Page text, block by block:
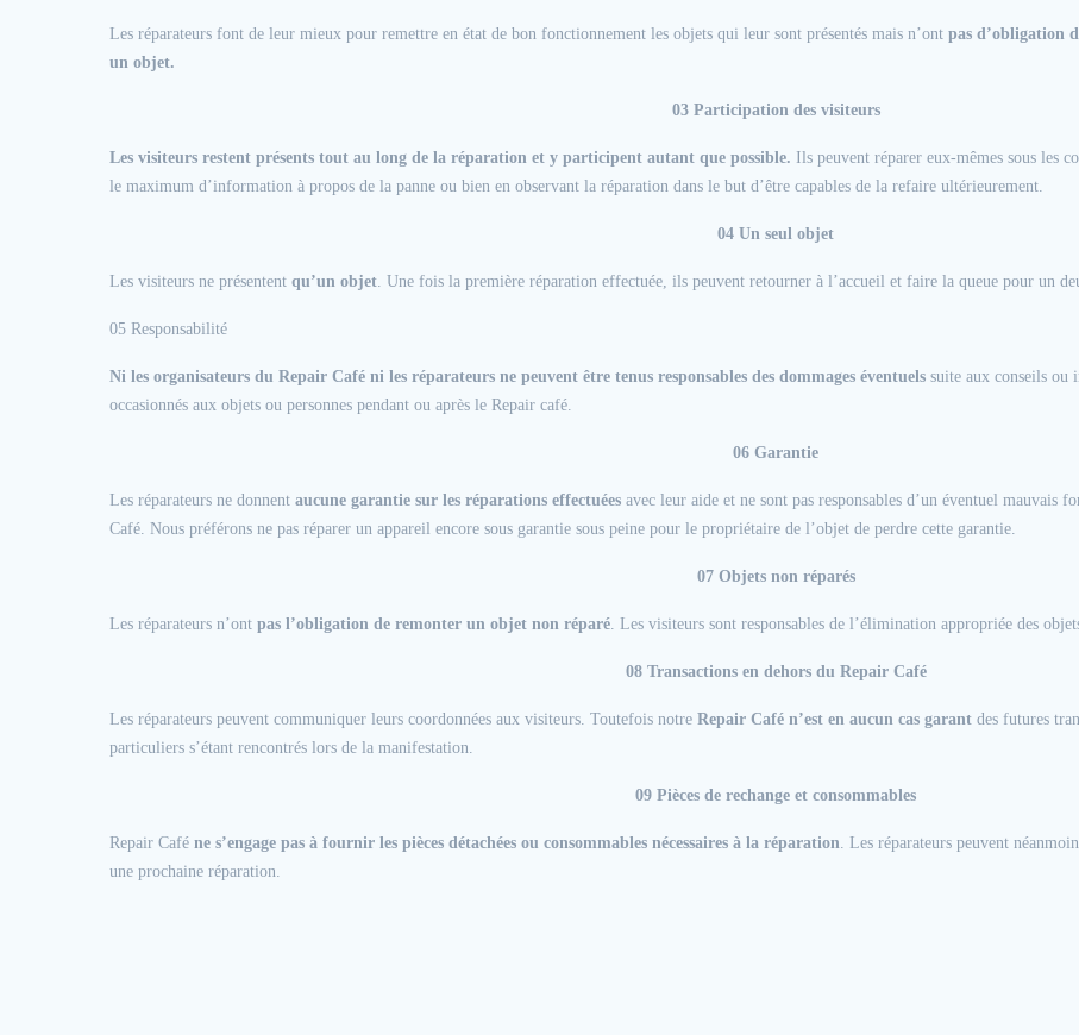
Les réparateurs font de leur mieux pour remettre en état de bon fonctionnement les objets qui leur sont présentés mais n’ontpas d’obligation
un objet.
03 Participation des visiteurs
Les visiteurs restent présents tout au long de la réparation et y participent autant que possible. Ils peuvent réparer eux-mêmes sous les
le maximum d’information à propos de la panne ou bien en observant la réparation dans le but d’être capables de la refaire ultérieurement.
04 Un seul objet
Les visiteurs ne présententqu’un objet . Une fois la première réparation effectuée, ils peuvent retourner à l’accueil et faire la queue pour un
05 Responsabilité
Ni les organisateurs du Repair Café ni les réparateurs ne peuvent être tenus responsables des dommages éventuels suite aux conseils ou
occasionnés aux objets ou personnes pendant ou après le Repair café.
06 Garantie
Les réparateurs ne donnentaucune garantie sur les réparations effectuées avec leur aide et ne sont pas responsables d’un éventuel mauvais
Café. Nous préférons ne pas réparer un appareil encore sous garantie sous peine pour le propriétaire de l’objet de perdre cette garantie.
07 Objets non réparés
Les réparateurs n’ontpas l’obligation de remonter un objet non réparé . Les visiteurs sont responsables de l’élimination appropriée des
08 Transactions en dehors du Repair Café
Les réparateurs peuvent communiquer leurs coordonnées aux visiteurs. Toutefois notreRepair Café n’est en aucun cas garant des futures
particuliers s’étant rencontrés lors de la manifestation.
09 Pièces de rechange et consommables
Repair Caféne s’engage pas à fournir les pièces détachées ou consommables nécessaires à la réparation . Les réparateurs peuvent
une prochaine réparation.